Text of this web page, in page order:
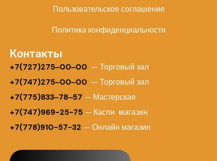
Пользовательское соглашение
Политика конфиденциальности
Контакты
+7(727)275‒00‒00 — Торговый зал
+7(747)275‒00‒00 — Торговый зал
+7(775)833‒78‒57 — Мастерская
+7(747)969-25-75 — Каспи магазин
+7(778)910-57-32 — Онлайн магазин